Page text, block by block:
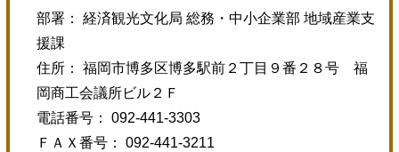
部署： 経済観光文化局 総務・中小企業部 地域産業支
援課
住所： 福岡市博多区博多駅前２丁目９番２８号 福
岡商工会議所ビル２Ｆ
電話番号： 092-441-3303
ＦＡＸ番号： 092-441-3211